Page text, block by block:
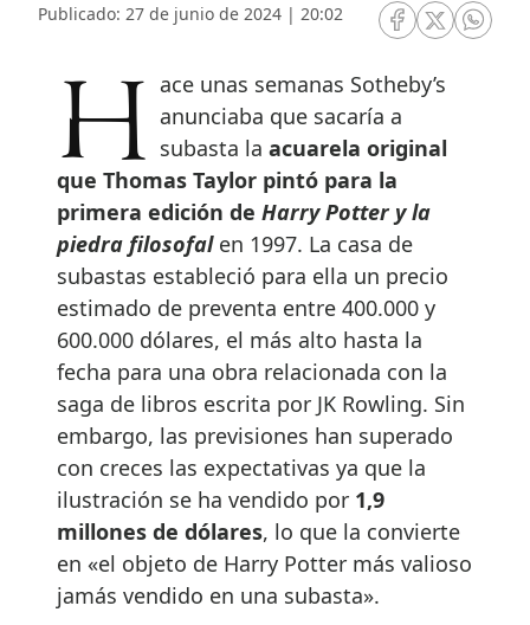
Publicado: 27 de junio de 2024 | 20:02
RRSS Facebook
RRSSRRSS
Hace unas semanas Sotheby’s anunciaba que sacaría a
subasta laacuarela original
que Thomas Taylor pintó para la
primera edición de Harry Potter y la
piedra filosofalen 1997. La casa de
subastas estableció para ella un precio
estimado de preventa entre 400.000 y
600.000 dólares, el más alto hasta la
fecha para una obra relacionada con la
saga de libros escrita por JK Rowling. Sin
embargo, las previsiones han superado
con creces las expectativas ya que la
ilustración se ha vendido por 1,9
millones de dólares, lo que la convierte
en «el objeto de Harry Potter más valioso
jamás vendido en una subasta».